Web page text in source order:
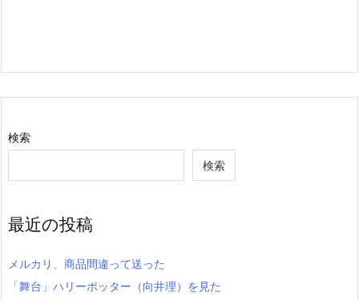
検索
検索
最近の投稿
メルカリ、商品間違って送った
「舞台」ハリーポッター（向井理）を見た